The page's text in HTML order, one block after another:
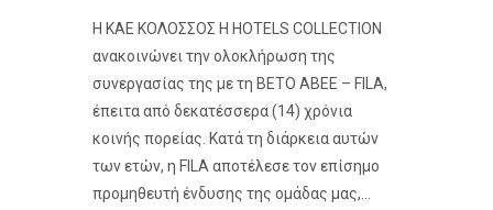
Η ΚΑΕ ΚΟΛΟΣΣΟΣ H HOTELS COLLECTION
ανακοινώνει την ολοκλήρωση της
συνεργασίας της με τη ΒΕΤΟ ΑΒΕΕ – FILA,
έπειτα από δεκατέσσερα (14) χρόνια
κοινής πορείας. Κατά τη διάρκεια αυτών
των ετών, η FILA αποτέλεσε τον επίσημο
προμηθευτή ένδυσης της ομάδας μας,...